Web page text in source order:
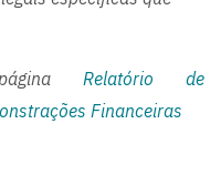
Relatório de
Financeiras